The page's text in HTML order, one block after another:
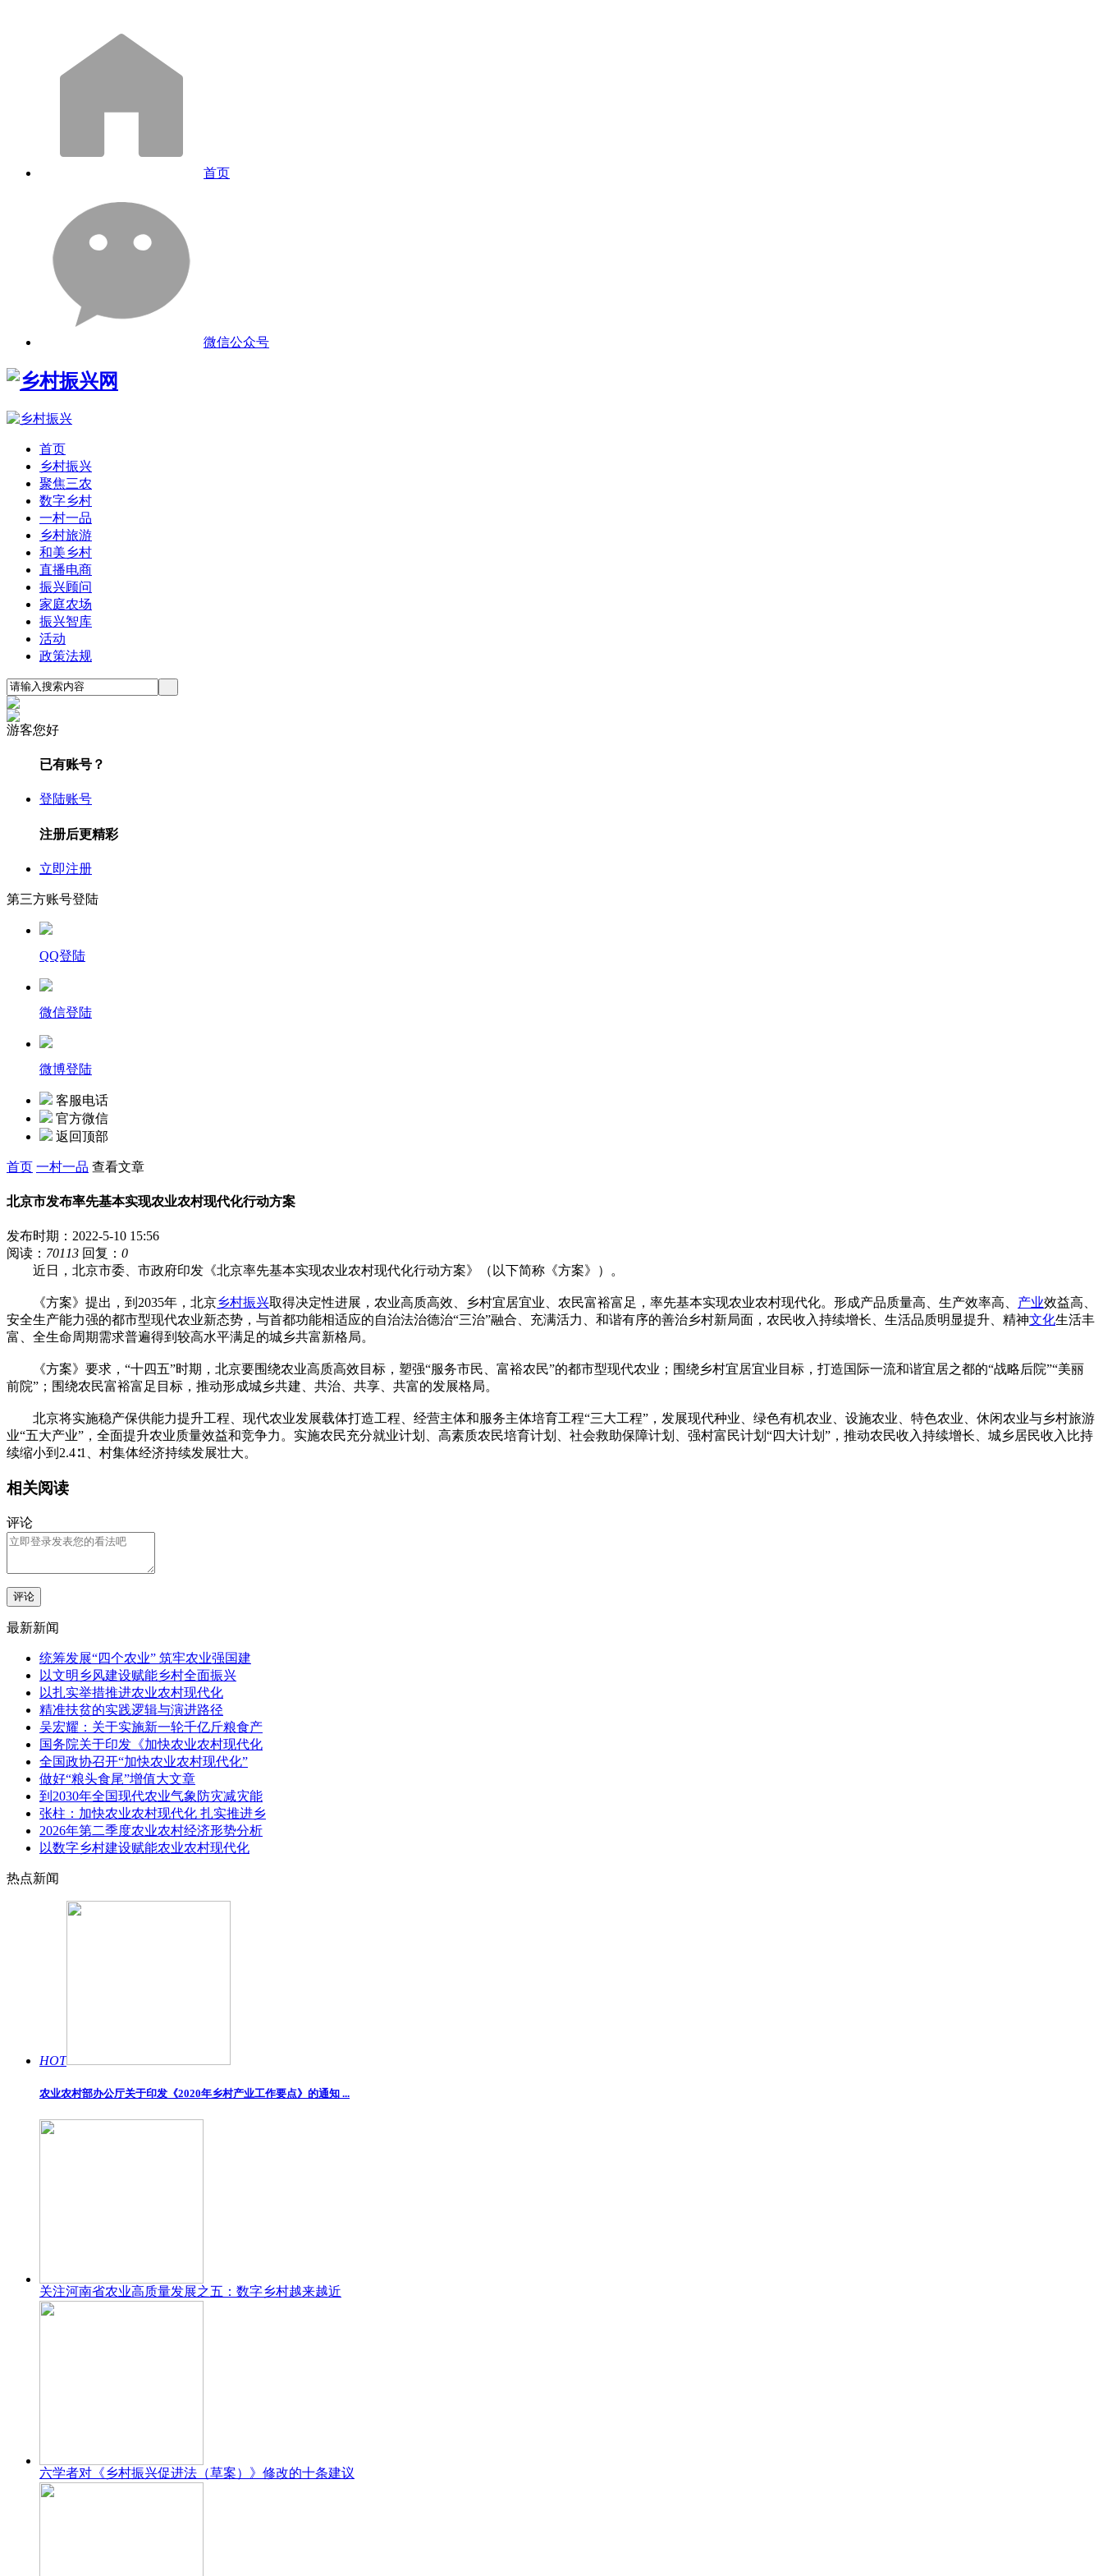
首页
微信公众号
首页
乡村振兴
聚焦三农
数字乡村
一村一品
乡村旅游
和美乡村
直播电商
振兴顾问
家庭农场
振兴智库
活动
政策法规
游客您好
已有账号？
登陆账号
注册后更精彩
立即注册
第三方账号登陆
QQ登陆
微信登陆
微博登陆
客服电话
官方微信
返回顶部
首页 一村一品 查看文章
北京市发布率先基本实现农业农村现代化行动方案
发布时期：2022-5-10 15:56
阅读： 70113 回复： 0
近日，北京市委、市政府印发《北京率先基本实现农业农村现代化行动方案》（以下简称《方案》）。
《方案》提出，到2035年，北京乡村振兴取得决定性进展，农业高质高效、乡村宜居宜业、农民富裕富足，率先基本实现农业农村现代化。形成产品质量高、生产效率高、 产业效益高、
安全生产能力强的都市型现代农业新态势，与首都功能相适应的自治法治德治“三治”融合、充满活力、和谐有序的善治乡村新局面，农民收入持续增长、生活品质明显提升、精神文化生活丰
富、全生命周期需求普遍得到较高水平满足的城乡共富新格局。
《方案》要求，“十四五”时期，北京要围绕农业高质高效目标，塑强“服务市民、富裕农民”的都市型现代农业；围绕乡村宜居宜业目标，打造国际一流和谐宜居之都的“战略后院”“美丽
前院”；围绕农民富裕富足目标，推动形成城乡共建、共治、共享、共富的发展格局。
北京将实施稳产保供能力提升工程、现代农业发展载体打造工程、经营主体和服务主体培育工程“三大工程”，发展现代种业、绿色有机农业、设施农业、特色农业、休闲农业与乡村旅游
业“五大产业”，全面提升农业质量效益和竞争力。实施农民充分就业计划、高素质农民培育计划、社会救助保障计划、强村富民计划“四大计划”，推动农民收入持续增长、城乡居民收入比持
续缩小到2.4∶1、村集体经济持续发展壮大。
相关阅读
评论
评论
最新新闻
统筹发展“四个农业” 筑牢农业强国建
以文明乡风建设赋能乡村全面振兴
以扎实举措推进农业农村现代化
精准扶贫的实践逻辑与演进路径
吴宏耀：关于实施新一轮千亿斤粮食产
国务院关于印发《加快农业农村现代化
全国政协召开“加快农业农村现代化”
做好“粮头食尾”增值大文章
到2030年全国现代农业气象防灾减灾能
张柱：加快农业农村现代化 扎实推进乡
2026年第二季度农业农村经济形势分析
以数字乡村建设赋能农业农村现代化
热点新闻
HOT
农业农村部办公厅关于印发《2020年乡村产业工作要点》的通知 ...
关注河南省农业高质量发展之五：数字乡村越来越近
六学者对《乡村振兴促进法（草案）》修改的十条建议